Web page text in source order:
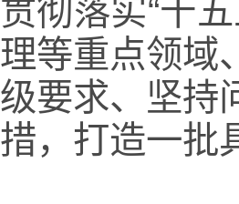
贯彻落实“十
理等重点领域
级要求、坚持
措，打造一批